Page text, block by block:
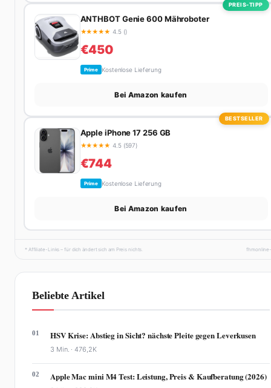
PREIS-TIPP
ANTHBOT Genie 600 Mähroboter
★★★★★ 4.5 ()
€450
Prime Kostenlose Lieferung
Bei Amazon kaufen
BESTSELLER
Apple iPhone 17 256 GB
★★★★★ 4.5 (597)
€744
Prime Kostenlose Lieferung
Bei Amazon kaufen
* Affiliate-Links – für dich ändert sich am Preis nichts.
Beliebte Artikel
01 HSV Krise: Abstieg in Sicht? nächste Pleite gegen Leverkusen
3 Min. ·476,2K
02 Apple Mac mini M4 Test: Leistung, Preis & Kaufberatung (2026)